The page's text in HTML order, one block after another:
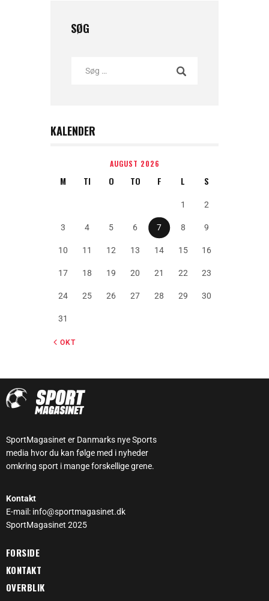
SØG
KALENDER
AUGUST 2026
M TI O TO F L S
1 2
3 4 5 6 7 8 9
10 11 12 13 14 15 16
17 18 19 20 21 22 23
24 25 26 27 28 29 30
31
« OKT
SportMagasinet er Danmarks nye Sports
media hvor du kan følge med i nyheder
omkring sport i mange forskellige grene.
Kontakt
E-mail: info@sportmagasinet.dk
SportMagasinet 2025
FORSIDE
KONTAKT
OVERBLIK